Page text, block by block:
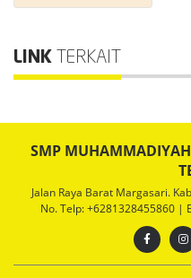
LINK TERKAIT
SMP
Jalan Raya Barat Margasari.
No. Telp: +6281328455860 |